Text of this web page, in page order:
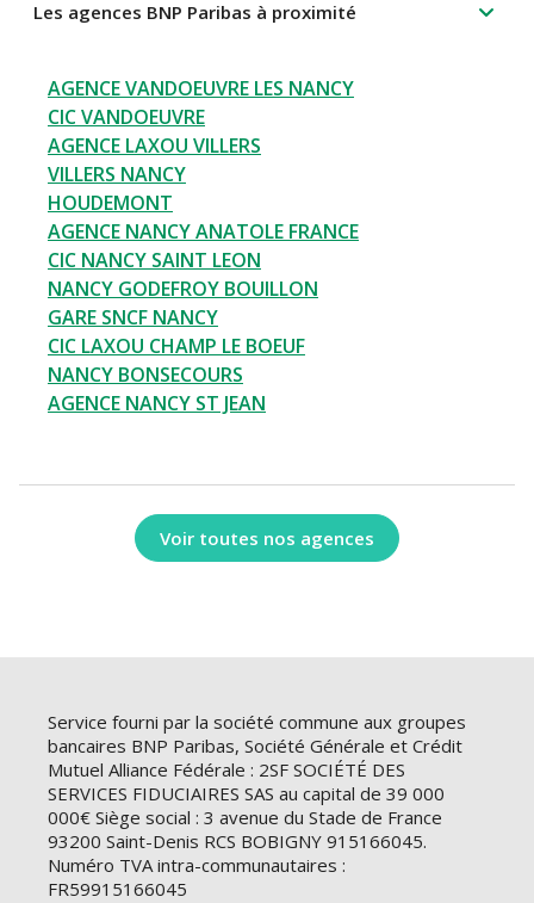
Les agences BNP Paribas à proximité
AGENCE VANDOEUVRE LES NANCY
CIC VANDOEUVRE
AGENCE LAXOU VILLERS
VILLERS NANCY
HOUDEMONT
AGENCE NANCY ANATOLE FRANCE
CIC NANCY SAINT LEON
NANCY GODEFROY BOUILLON
GARE SNCF NANCY
CIC LAXOU CHAMP LE BOEUF
NANCY BONSECOURS
AGENCE NANCY ST JEAN
Voir toutes nos agences
Service fourni par la société commune aux groupes
bancaires BNP Paribas, Société Générale et Crédit
Mutuel Alliance Fédérale : 2SF SOCIÉTÉ DES
SERVICES FIDUCIAIRES SAS au capital de 39 000
000€ Siège social : 3 avenue du Stade de France
93200 Saint-Denis RCS BOBIGNY 915166045.
Numéro TVA intra-communautaires :
FR59915166045